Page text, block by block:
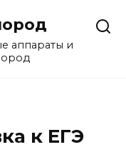
аппараты и
к ЕГЭ